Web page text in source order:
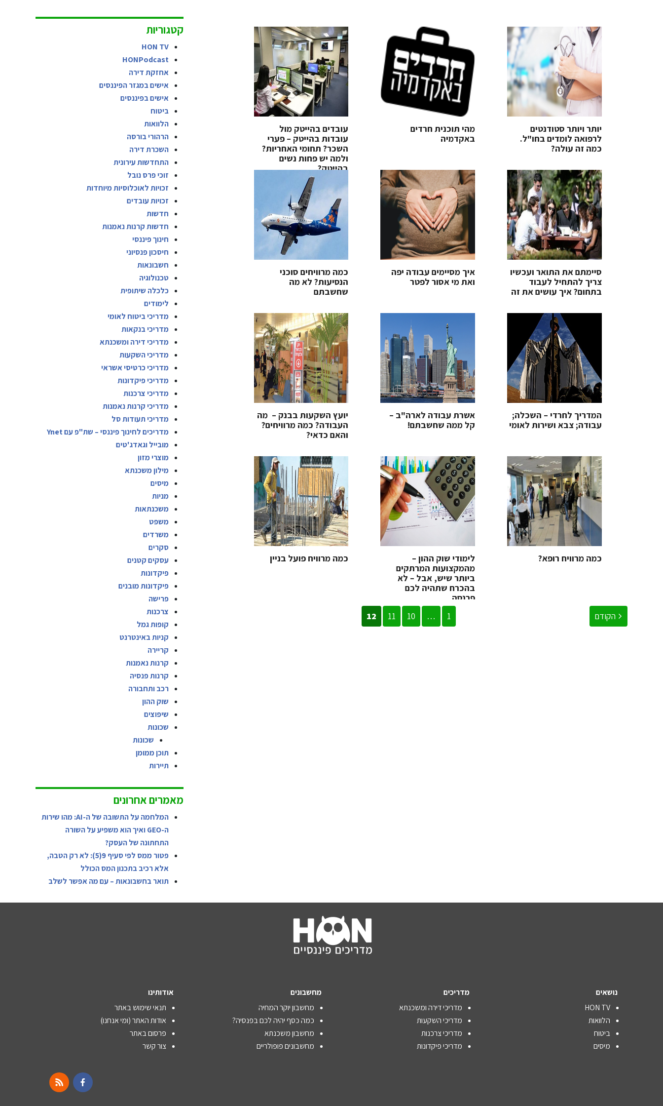
יותר ויותר סטודנטים
לרפואה לומדים בחו"ל.
כמה זה עולה?
מהי תוכנית חרדים
באקדמיה
עובדים בהייטק מול
עובדות בהייטק – פערי
השכר? תחומי האחריות?
ולמה יש פחות נשים
בהייטק?
סיימתם את התואר ועכשיו
צריך להתחיל לעבוד
בתחום? איך עושים את זה
איך מסיימים עבודה יפה
ואת מי אסור לפטר
כמה מרוויחים סוכני
הנסיעות? לא מה
שחשבתם
המדריך לחרדי – השכלה;
עבודה; צבא ושירות לאומי
אשרת עבודה לארה"ב –
קל ממה שחשבתם!
יועץ השקעות בבנק – מה
העבודה? כמה מרוויחים?
והאם כדאי?
כמה מרוויח רופא?
לימודי שוק ההון –
מהמקצועות המרתקים
ביותר שיש, אבל – לא
בהכרח שתהיה לכם
פרנסה
כמה מרוויח פועל בניין
הקודם 1
…
10
11
12
קטגוריות
HON TV
HONPodcast
אחזקת דירה
אישים במגזר הפיננסים
אישים בפיננסים
ביטוח
הלוואות
הרהורי בורסה
השכרת דירה
התחדשות עירונית
זוכי פרס נובל
זכויות לאוכלוסיות מיוחדות
זכויות עובדים
חדשות
חדשות קרנות נאמנות
חינוך פיננסי
חיסכון פנסיוני
חשבונאות
טכנולוגיה
כלכלה שיתופית
לימודים
מדריכי ביטוח לאומי
מדריכי בנקאות
מדריכי דירה ומשכנתא
מדריכי השקעות
מדריכי כרטיסי אשראי
מדריכי פיקדונות
מדריכי צרכנות
מדריכי קרנות נאמנות
מדריכי תעודות סל
מדריכים לחינוך פיננסי – שת"פ עם Ynet
מובייל וגאדג'טים
מוצרי מזון
מילון משכנתא
מיסים
מניות
משכנתאות
משפט
משרדים
סקרים
עסקים קטנים
פיקדונות
פיקדונות מובנים
פרישה
צרכנות
קופות גמל
קניות באינטרנט
קריירה
קרנות נאמנות
קרנות פנסיה
רכב ותחבורה
שוק ההון
שיפוצים
שכונות
שכונות
תוכן ממומן
תיירות
מאמרים אחרונים
המלחמה על התשובה של ה-AI: מהו שירות
ה-GEO ואיך הוא משפיע על השורה
התחתונה של העסק?
פטור ממס לפי סעיף 9(5): לא רק הטבה,
אלא רכיב בתכנון המס הכולל
תואר בחשבונאות – עם מה אפשר לשלב
נושאים
HON TV
הלוואות
ביטוח
מיסים
מדריכים
מדריכי דירה ומשכנתא
מדריכי השקעות
מדריכי צרכנות
מדריכי פיקדונות
מחשבונים
מחשבון יוקר המחיה
כמה כסף יהיה לכם בפנסיה?
מחשבון משכנתא
מחשבונים פופולריים
אודותינו
תנאי שימוש באתר
אודות האתר (ומי אנחנו)
פרסום באתר
צור קשר